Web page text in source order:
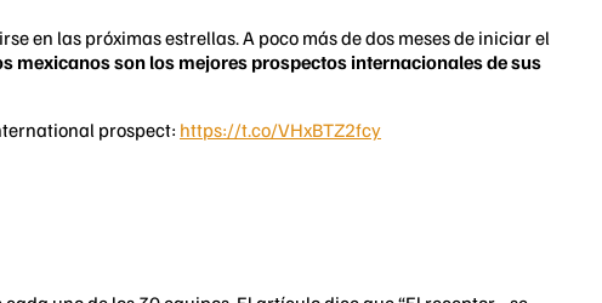
en las próximas estrellas. A poco más de dos meses de iniciar el
mexicanos son los mejores prospectos internacionales de sus
prospect: https://t.co/VHxBTZ2fcy